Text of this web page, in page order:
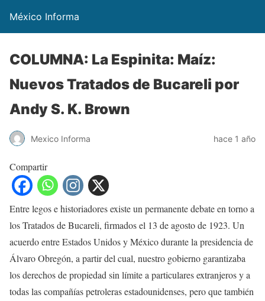
México Informa
COLUMNA: La Espinita: Maíz:
Nuevos Tratados de Bucareli por
Andy S. K. Brown
Mexico Informa hace 1 año
Compartir
Entre legos e historiadores existe un permanente debate en torno a
los Tratados de Bucareli, firmados el 13 de agosto de 1923. Un
acuerdo entre Estados Unidos y México durante la presidencia de
Álvaro Obregón, a partir del cual, nuestro gobierno garantizaba
los derechos de propiedad sin límite a particulares extranjeros y a
todas las compañías petroleras estadounidenses, pero que también